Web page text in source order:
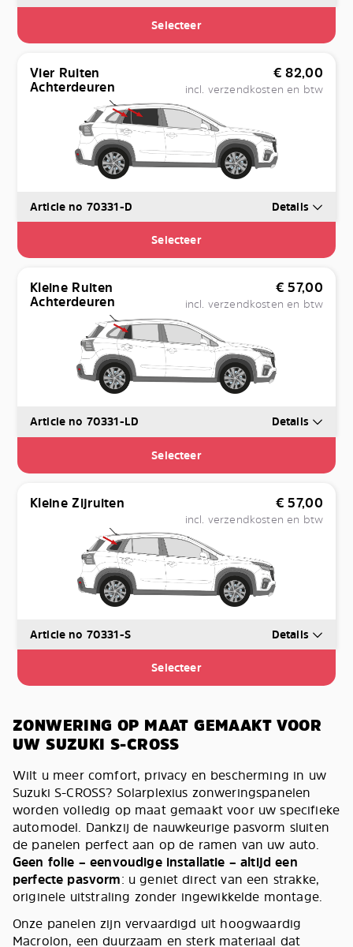
Selecteer
Vier Ruiten
Achterdeuren
€ 82,00
incl. verzendkosten en btw
Article no 70331-D Details
Selecteer
Kleine Ruiten
Achterdeuren
€ 57,00
incl. verzendkosten en btw
Article no 70331-LD Details
Selecteer
Kleine Zijruiten € 57,00
incl. verzendkosten en btw
Article no 70331-S Details
Selecteer
ZONWERING OP MAAT GEMAAKT VOOR
UW SUZUKI S-CROSS
Wilt u meer comfort, privacy en bescherming in uw
Suzuki S-CROSS? Solarplexius zonweringspanelen
worden volledig op maat gemaakt voor uw specifieke
automodel. Dankzij de nauwkeurige pasvorm sluiten
de panelen perfect aan op de ramen van uw auto.
Geen folie – eenvoudige installatie – altijd een
perfecte pasvorm: u geniet direct van een strakke,
originele uitstraling zonder ingewikkelde montage.
Onze panelen zijn vervaardigd uit hoogwaardig
Macrolon, een duurzaam en sterk materiaal dat